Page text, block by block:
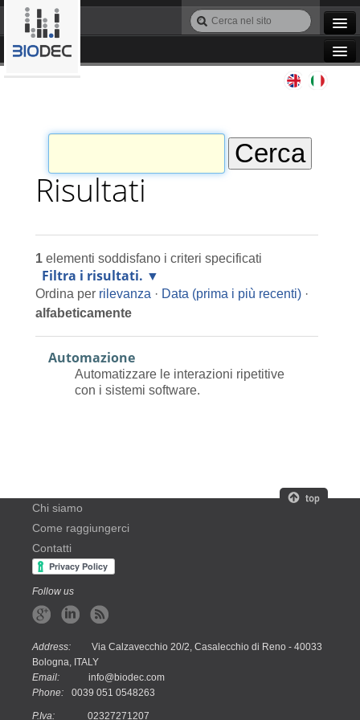
Cerca
nel
Ricerca
Automazione
Bioinformatica
Progettazione
Programmazione
Risultati
1 elementi soddisfano i criteri specificati
Filtra i risultati.
Ordina per rilevanza · Data (prima i più recenti) ·
alfabeticamente
Automazione
Automatizzare le interazioni ripetitive
con i sistemi software.
Chi siamo
Come raggiungerci
Contatti
Follow us
Address:
Via Calzavecchio 20/2, Casalecchio di Reno - 40033
Bologna, ITALY
Email:
info@biodec.com
Phone:
0039 051 0548263
P.Iva: 02327271207